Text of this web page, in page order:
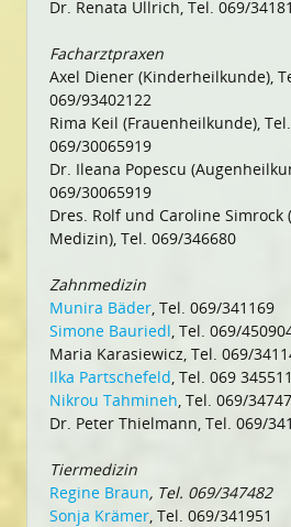
Dr. Renata Ullrich, Tel. 069/
Facharztpraxen
Axel Diener (Kinderheilkunde),
069/93402122
Rima Keil (Frauenheilkunde), Tel.
069/30065919
Dr. Ileana Popescu
069/30065919
Dres. Rolf und Caroline Simrock
Medizin), Tel. 069/346680
Zahnmedizin
Munira Bäder , Tel. 069/341169
Simone Bauriedl , Tel. 069/
Maria Karasiewicz, Tel. 069/
Ilka Partschefeld , Tel. 069 345511
Nikrou Tahmineh , Tel. 069/
Dr. Peter Thielmann, Tel. 069/
Tiermedizin
Regine Braun, Tel. 069/347482
Sonja Krämer , Tel. 069/341951